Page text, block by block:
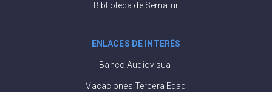
Biblioteca de Sernatur
ENLACES DE INTERÉS
Banco Audiovisual
Vacaciones Tercera Edad